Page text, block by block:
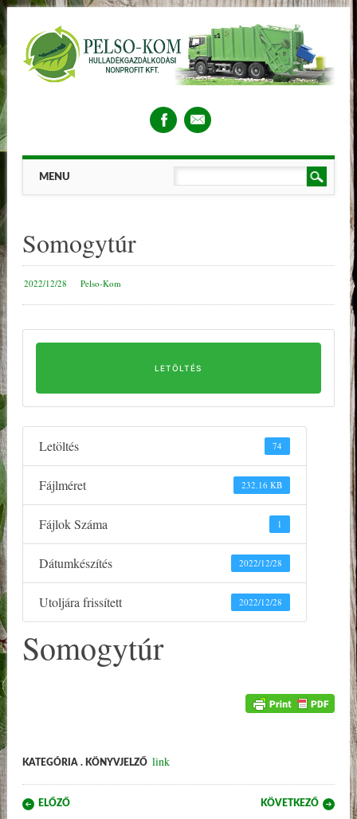
Main menu
MENU
Somogytúr
2022/12/28 Pelso-Kom
LETÖLTÉS
Letöltés 74
Fájlméret 232.16 KB
Fájlok Száma 1
Dátumkészítés 2022/12/28
Utoljára frissített 2022/12/28
Somogytúr
KATEGÓRIA . KÖNYVJELZŐ link
Post navigation
ELŐZŐ KÖVETKEZŐ